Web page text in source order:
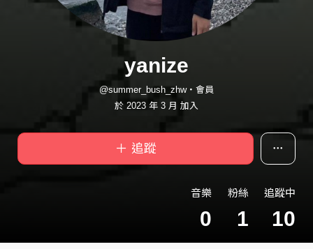
yanize
@summer_bush_zhw・會員
於 2023 年 3 月 加入
＋ 追蹤
音樂
0
粉絲
1
追蹤中
10